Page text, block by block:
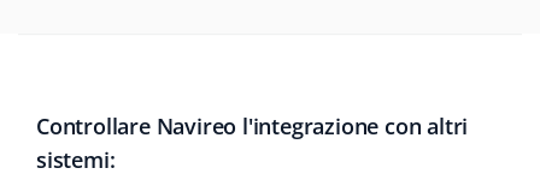
Controllare Navireo l'integrazione con altri
sistemi: